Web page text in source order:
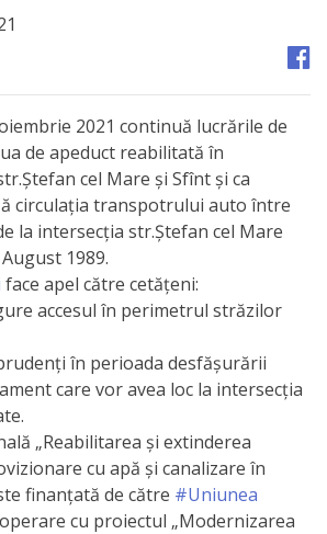
2021 continuă lucrările de
de apeduct reabilitată în
cel Mare și Sfînt și ca
circulația transpotrului auto între
la intersecția str.Ștefan cel Mare
1989.
face apel către cetățeni:
accesul în perimetrul străzilor
în perioada desfășurării
care vor avea loc la intersecția
„Reabilitarea și extinderea
cu apă și canalizare în
finanțată de către #Uniunea
cu proiectul „Modernizarea